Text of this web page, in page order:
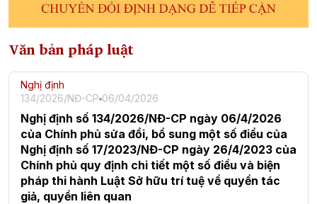
Văn bản pháp luật
Nghị định
134/2026/NĐ-CP 06/04/2026
Nghị định số 134/2026/NĐ-CP ngày 06/4/2026
của Chính phủ sửa đổi, bổ sung một số điều của
Nghị định số 17/2023/NĐ-CP ngày 26/4/2023 của
Chính phủ quy định chi tiết một số điều và biện
pháp thi hành Luật Sở hữu trí tuệ về quyền tác
giả, quyền liên quan